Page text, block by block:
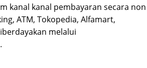
kanal kanal pembayaran secara non
ATM, Tokopedia, Alfamart,
melalui